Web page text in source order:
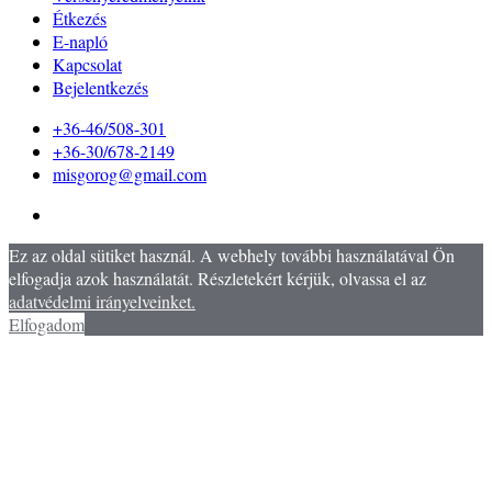
Étkezés
E-napló
Kapcsolat
Bejelentkezés
+36-46/508-301
+36-30/678-2149
misgorog@gmail.com
Ez az oldal sütiket használ. A webhely további használatával Ön
elfogadja azok használatát. Részletekért kérjük, olvassa el az
adatvédelmi irányelveinket.
Elfogadom